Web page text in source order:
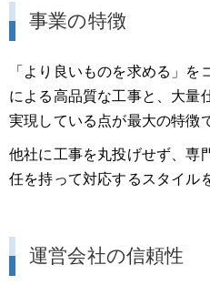
事業の特徴
「より良いものを求める」
による高品質な工事と、大量
実現している点が最大の特徴
他社に工事を丸投げせず、専
任を持って対応するスタイル
運営会社の信頼性